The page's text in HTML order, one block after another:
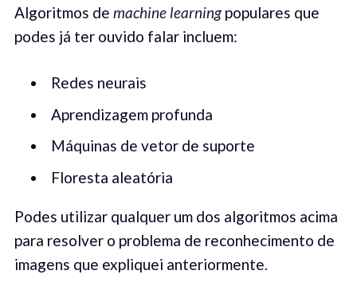
Algoritmos de machine learningpopulares que
podes já ter ouvido falar incluem:
Redes neurais
Aprendizagem profunda
Máquinas de vetor de suporte
Floresta aleatória
Podes utilizar qualquer um dos algoritmos acima
para resolver o problema de reconhecimento de
imagens que expliquei anteriormente.